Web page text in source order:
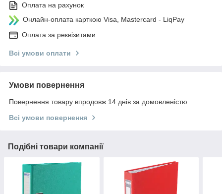
Оплата на рахунок
Онлайн-оплата карткою Visa, Mastercard - LiqPay
Оплата за реквізитами
Всі умови оплати
Умови повернення
Повернення товару впродовж 14 днів за домовленістю
Всі умови повернення
Подібні товари компанії